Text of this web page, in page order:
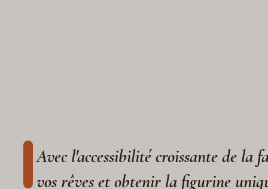
Avec l'accessibilité croissante de la
vos rêves et obtenir la figurine